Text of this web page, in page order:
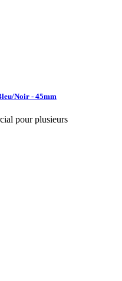
Noir - 45mm
pour plusieurs